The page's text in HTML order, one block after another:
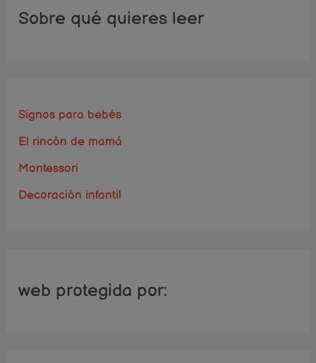
Sobre qué quieres leer
Signos para bebés
El rincón de mamá
Montessori
Decoración infantil
web protegida por: